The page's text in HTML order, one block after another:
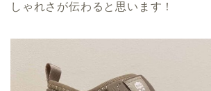
しゃれさが伝わると思います！